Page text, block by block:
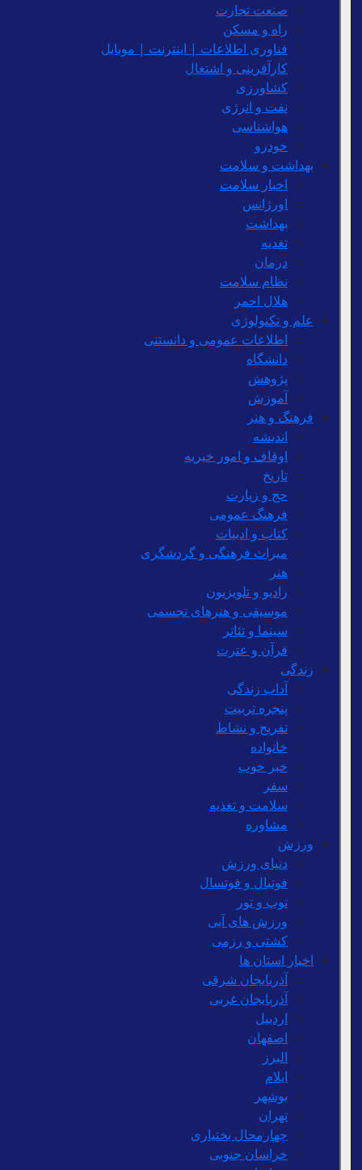
صنعت تجارت
راه و مسکن
فناوری اطلاعات | اینترنت | موبایل
کارآفرینی و اشتغال
کشاورزی
نفت و انرژی
هواشناسی
خودرو
بهداشت و سلامت
اخبار سلامت
اورژانس
بهداشت
تغدیه
درمان
نظام سلامت
هلال احمر
علم و تکنولوژی
اطلاعات عمومی و دانستنی
دانشگاه
پژوهش
آموزش
فرهنگ و هنر
اندیشه
اوقاف و امور خیریه
تاریخ
حج و زیارت
فرهنگ عمومی
کتاب و ادبیات
میراث فرهنگی و گردشگری
هنر
رادیو و تلویزیون
موسیقی و هنرهای تجسمی
سینما و تئاتر
قرآن و عترت
زندگی
آداب زندگی
پنجره تربیت
تفریح و نشاط
خانواده
خبر خوب
سفر
سلامت و تغذیه
مشاوره
ورزش
دنیای ورزش
فوتبال و فوتسال
توپ و تور
ورزش های آبی
کشتی و رزمی
اخبار استان ها
آذربایجان شرقی
آذربایجان غربی
اردبیل
اصفهان
البرز
ایلام
بوشهر
تهران
چهارمحال بختیاری
خراسان جنوبی